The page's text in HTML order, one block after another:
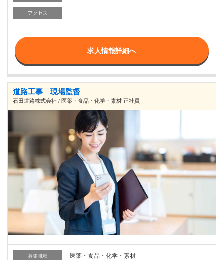
アクセス
求人情報詳細へ
道路工事 現場監督
石田道路株式会社 / 医薬・食品・化学・素材 正社員
募集職種 医薬・食品・化学・素材